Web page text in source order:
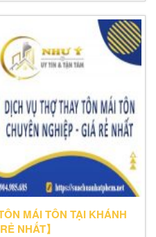
MÁI TÔN TẠI KHÁNH
NHẤT】